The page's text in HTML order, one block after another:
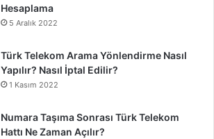
Hesaplama
5 Aralık 2022
Türk Telekom Arama Yönlendirme Nasıl
Yapılır? Nasıl İptal Edilir?
1 Kasım 2022
Numara Taşıma Sonrası Türk Telekom
Hattı Ne Zaman Açılır?